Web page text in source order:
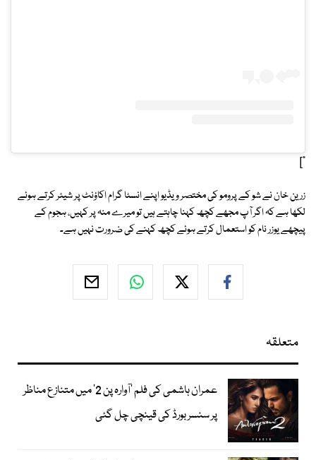
"]
زرین خان نے شو کے پرومو کی مختصر ویڈیو اپنے انسٹا گرام اکاؤنٹ پر شیئر کرتے ہوئے
لکھا ہے کہ اگر آپ مجھے کچھ کہنا چاہتے ہیں تو میرے منہ پر کہیں، ہجوم کے
پیچھے یوزر نام کو استعمال کرتے ہوئے کچھ کہنے کی ضرورت نہیں ہے۔
متعلقہ
عمران ہاشمی کی فلم ’آوارہ پن 2‘ میں متنازع مناظر
پر سنسر بورڈ کی قینچی چل گئی